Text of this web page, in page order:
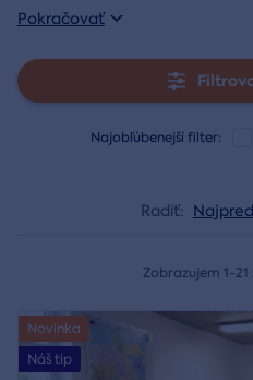
Pokračovať
Najobľúbenejší filter:
Radiť:
Zobrazujem 1-
Novinka
Náš tip